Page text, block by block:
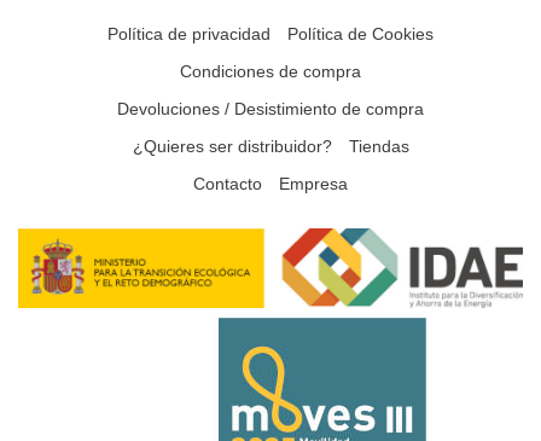
Política de privacidad
Política de Cookies
Condiciones de compra
Devoluciones / Desistimiento de compra
¿Quieres ser distribuidor?
Tiendas
Contacto
Empresa